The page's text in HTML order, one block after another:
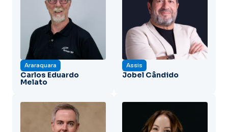
Araraquara
Carlos Eduardo
Melato
Assis
Jobel Cândido